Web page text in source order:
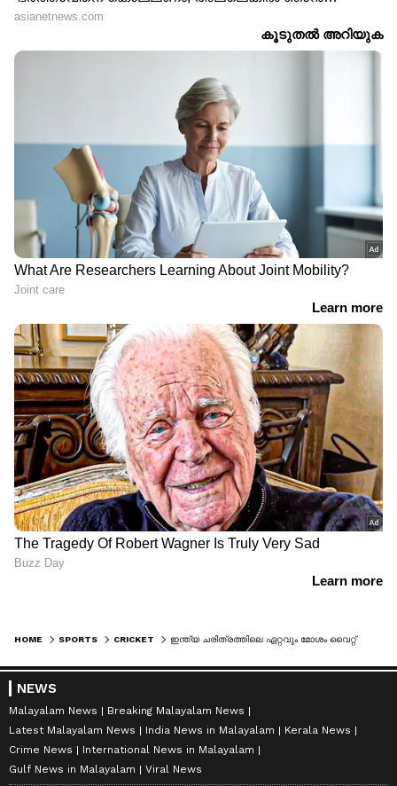
HOME SPORTS CRICKET
NEWS
Malayalam News
Breaking Malayalam News
Latest Malayalam News
India News in Malayalam
Kerala News
Crime News
International News in Malayalam
Gulf News in Malayalam
Viral News